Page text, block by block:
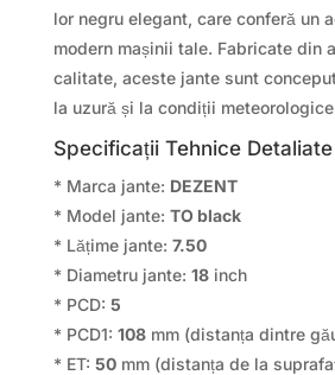
lor negru elegant, care conferă un
modern mașinii tale. Fabricate din
calitate, aceste jante sunt
la uzură și la condiții
Specificații Tehnice Detaliate
* Marca jante: DEZENT
* Model jante: TO black
* Lățime jante: 7.50
* Diametru jante: 18inch
* PCD: 5
* PCD1: 108mm (distanța dintre
* ET: 50mm (distanța de la